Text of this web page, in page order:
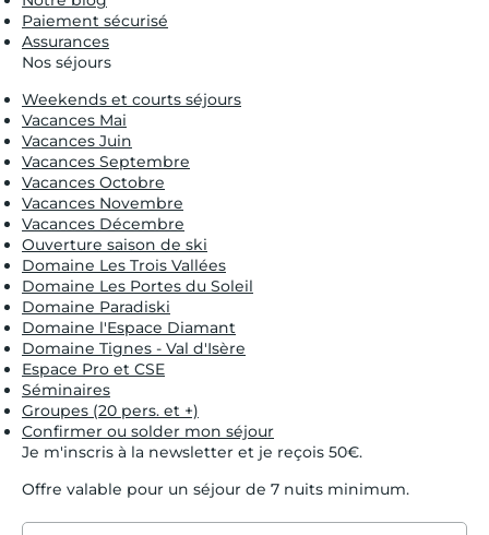
Paiement sécurisé
Assurances
Nos séjours
Weekends et courts séjours
Vacances Mai
Vacances Juin
Vacances Septembre
Vacances Octobre
Vacances Novembre
Vacances Décembre
Ouverture saison de ski
Domaine Les Trois Vallées
Domaine Les Portes du Soleil
Domaine Paradiski
Domaine l'Espace Diamant
Domaine Tignes - Val d'Isère
Espace Pro et CSE
Séminaires
Groupes (20 pers. et +)
Confirmer ou solder mon séjour
Je m'inscris à la newsletter et je reçois 50€.
Offre valable pour un séjour de 7 nuits minimum.